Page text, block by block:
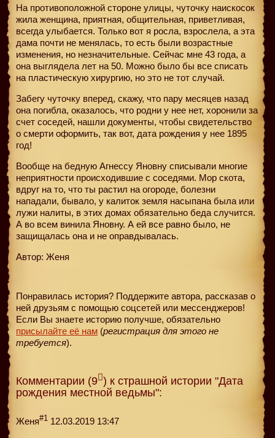
На противоположной стороне улицы, чуточку наискосок
жила женщина, приятная, общительная, приветливая,
всегда улыбается. Только вот я росла, взрослела, а эта
дама почти не менялась, то есть были возрастные
изменения, но незначительные. Сейчас мне 43 года, а
она выглядела лет на 50. Можно было бы все списать
на пластическую хирургию, но это не тот случай.
Забегу чуточку вперед, скажу, что пару месяцев назад
она погибла, оказалось, что родни у нее нет, хоронили за
счет соседей, нашли документы, чтобы свидетельство
о смерти оформить, так вот, дата рождения у нее 1895
год!
Вообще на бедную Агнессу Яновну списывали многие
неприятности происходившие с соседями. Мор скота,
вдруг на то, что ты растил на огороде, болезни
нападали, бывало, у калиток земля насыпана была или
лужи налиты, в этих домах обязательно беда случится.
А во всем винила Яновну. А ей все равно было, не
защищалась она и не оправдывалась.
Автор: Женя
Понравилась история? Поддержите автора, рассказав о
ней друзьям с помощью соцсетей или мессенджеров!
Если Вы знаете историю получше, обязательно
присылайте её нам (регистрация для этого не
требуется).
Комментарии (9 ) к страшной истории "Дата
рождения местной ведьмы":
Женя#1 12.03.2019 13:47